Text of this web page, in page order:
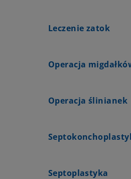
Leczenie zatok
Operacja
Operacja ślinianek
Septoplastyka